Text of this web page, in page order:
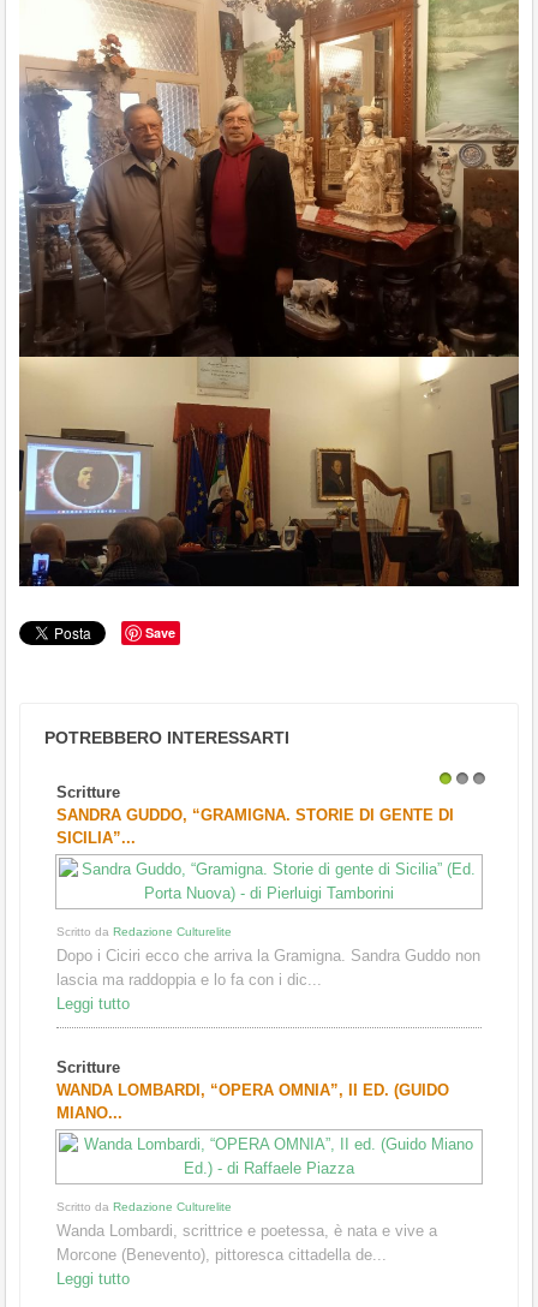
Save
POTREBBERO INTERESSARTI
Scritture
SANDRA GUDDO, “GRAMIGNA. STORIE DI GENTE DI
SICILIA”...
Scritto da Redazione Culturelite
Dopo i Ciciri ecco che arriva la Gramigna. Sandra Guddo non
lascia ma raddoppia e lo fa con i dic...
Leggi tutto
Scritture
WANDA LOMBARDI, “OPERA OMNIA”, II ED. (GUIDO
MIANO...
Scritto da Redazione Culturelite
Wanda Lombardi, scrittrice e poetessa, è nata e vive a
Morcone (Benevento), pittoresca cittadella de...
Leggi tutto